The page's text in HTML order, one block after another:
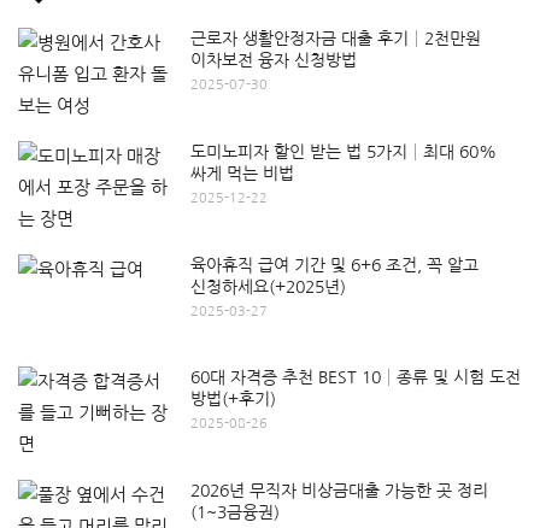
근로자 생활안정자금 대출 후기│2천만원
이차보전 융자 신청방법
2025-07-30
도미노피자 할인 받는 법 5가지│최대 60%
싸게 먹는 비법
2025-12-22
육아휴직 급여 기간 및 6+6 조건, 꼭 알고
신청하세요(+2025년)
2025-03-27
60대 자격증 추천 BEST 10│종류 및 시험 도전
방법(+후기)
2025-08-26
2026년 무직자 비상금대출 가능한 곳 정리
(1~3금융권)